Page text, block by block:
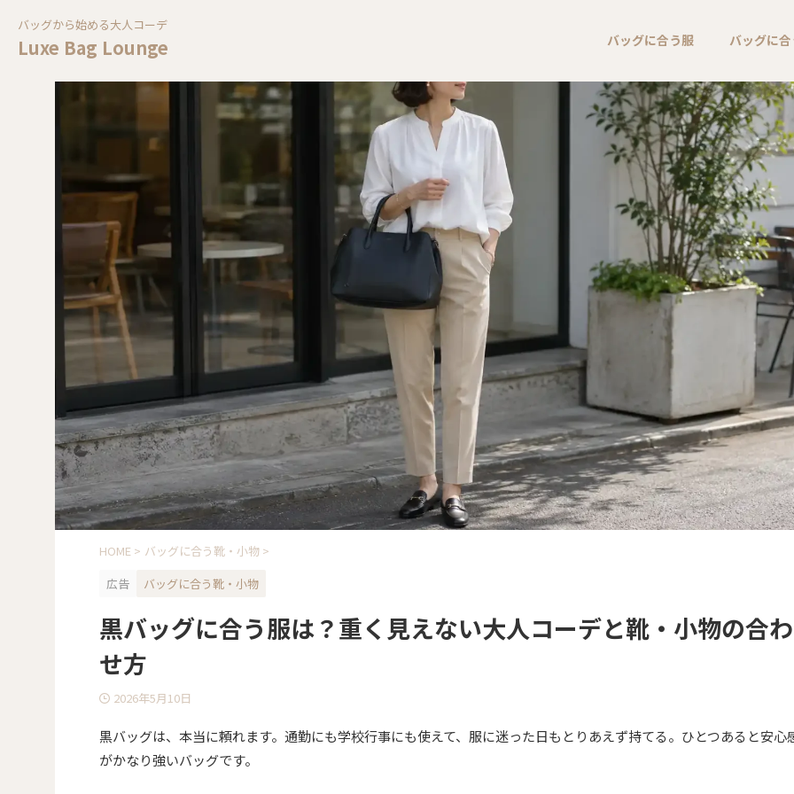
バッグから始める大人コーデ
Luxe Bag Lounge バッグに合う服 バッグに
HOME > バッグに合う靴・小物 >
広告
バッグに合う靴・小物
黒バッグに合う服は？重く見えない大人コーデと靴・小物の合わ
せ方
2026年5月10日
黒バッグは、本当に頼れます。通勤にも学校行事にも使えて、服に迷った日もとりあえず持てる。ひとつあると安心
がかなり強いバッグです。